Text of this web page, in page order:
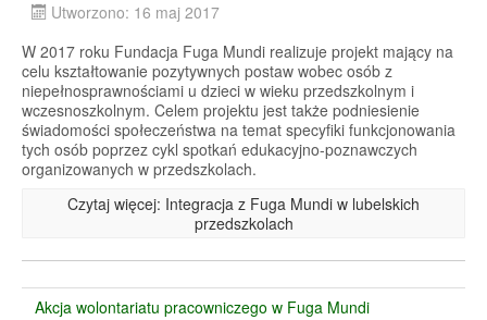
Utworzono: 16 maj 2017
W 2017 roku Fundacja Fuga Mundi realizuje projekt mający na
celu kształtowanie pozytywnych postaw wobec osób z
niepełnosprawnościami u dzieci w wieku przedszkolnym i
wczesnoszkolnym. Celem projektu jest także podniesienie
świadomości społeczeństwa na temat specyfiki funkcjonowania
tych osób poprzez cykl spotkań edukacyjno-poznawczych
organizowanych w przedszkolach.
Czytaj więcej: Integracja z Fuga Mundi w lubelskich
przedszkolach
Akcja wolontariatu pracowniczego w Fuga Mundi